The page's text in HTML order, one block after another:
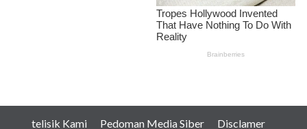
telisik Kami Pedoman Media Siber Disclamer